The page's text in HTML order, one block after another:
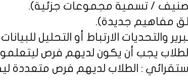
/ تسمية مجموعات جزئية).
مفاهيم جديدة).
والتحديات الارتباط أو التحليل
: الطلاب يجب أن يكون لديهم فرص
: الطلاب لديهم فرص